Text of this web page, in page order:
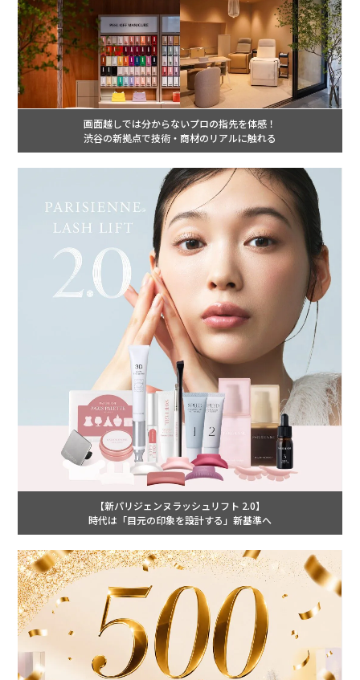
画面越しでは分からないプロの指先を体感！
渋谷の新拠点で技術・商材のリアルに触れる
【新パリジェンヌラッシュリフト 2.0】
時代は「目元の印象を設計する」新基準へ